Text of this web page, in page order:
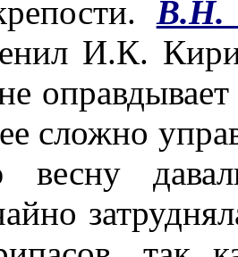
В.Н.
И.К.
сложно
весну